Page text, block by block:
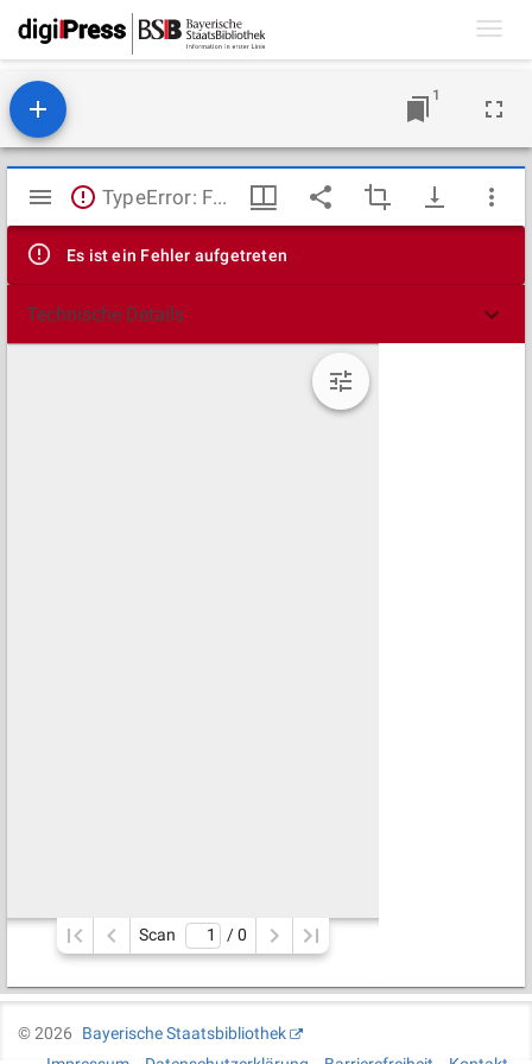
1
Mirador
Viewer
TypeError: Failed to fetch
Es ist ein Fehler aufgetreten
Technische Details
Scan / 0
©2026
Bayerische Staatsbibliothek